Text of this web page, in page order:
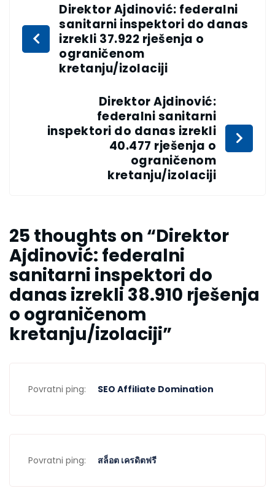
Direktor Ajdinović: federalni
sanitarni inspektori do danas
izrekli 37.922 rješenja o
ograničenom
kretanju/izolaciji
Direktor Ajdinović:
federalni sanitarni
inspektori do danas izrekli
40.477 rješenja o
ograničenom
kretanju/izolaciji
25 thoughts on “Direktor
Ajdinović: federalni
sanitarni inspektori do
danas izrekli 38.910 rješenja
o ograničenom
kretanju/izolaciji”
Povratni ping: SEO Affiliate Domination
Povratni ping: สล็อต เครดิตฟรี